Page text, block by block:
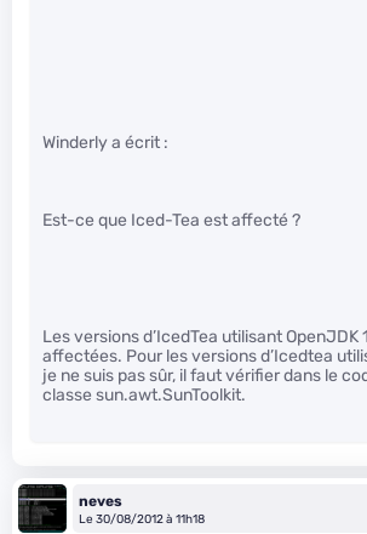
Winderly a écrit :
Est-ce que Iced-Tea est affecté ?
Les versions d’IcedTea utilisant OpenJDK
affectées. Pour les versions d’Icedtea
je ne suis pas sûr, il faut vérifier dans le
classe sun.awt.SunToolkit.
neves
Le 30/08/2012 à 11h18